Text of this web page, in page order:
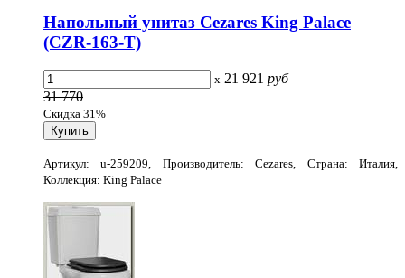
Напольный унитаз Cezares King Palace
(CZR-163-T)
x 21 921 руб
31 770
Скидка 31%
Артикул: u-259209, Производитель: Cezares, Страна: Италия,
Коллекция: King Palace